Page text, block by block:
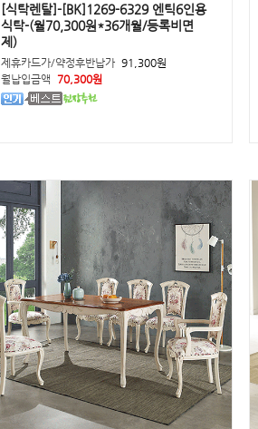
[식탁렌탈]-[BK]1269-6329 엔틱6인용
식탁-(월70,300원*36개월/등록비면
제)
제휴카드가/약정후반납가 91,300원
월납입금액 70,300원